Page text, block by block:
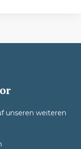
unseren weiteren